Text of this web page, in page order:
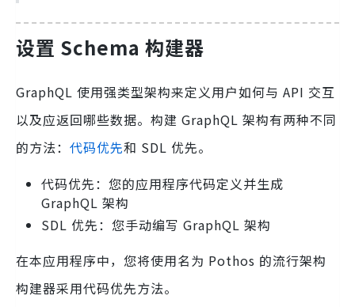
设置 Schema 构建器
GraphQL 使用强类型架构来定义用户如何与 API 交互
以及应返回哪些数据。构建 GraphQL 架构有两种不同
的方法： 代码优先和 SDL 优先。
代码优先：您的应用程序代码定义并生成
GraphQL 架构
SDL 优先：您手动编写 GraphQL 架构
在本应用程序中，您将使用名为 Pothos 的流行架构
构建器采用代码优先方法。